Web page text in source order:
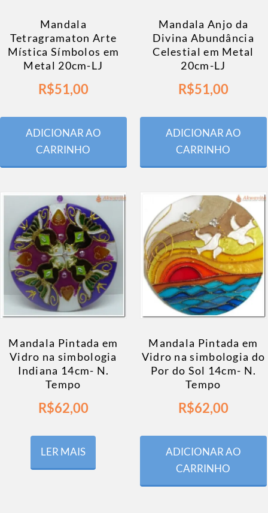
Mandala
Tetragramaton Arte
Mística Símbolos em
Metal 20cm-LJ
R$51,00
ADICIONAR AO
CARRINHO
Mandala Anjo da
Divina Abundância
Celestial em Metal
20cm-LJ
R$51,00
ADICIONAR AO
CARRINHO
Mandala Pintada em
Vidro na simbologia
Indiana 14cm- N.
Tempo
R$62,00
LER MAIS
Mandala Pintada em
Vidro na simbologia do
Por do Sol 14cm- N.
Tempo
R$62,00
ADICIONAR AO
CARRINHO